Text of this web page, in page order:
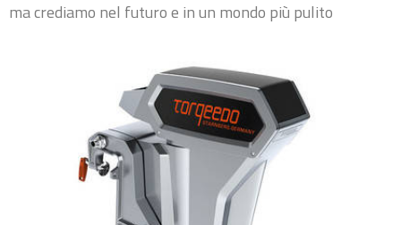
ma crediamo nel futuro e in un mondo più pulito